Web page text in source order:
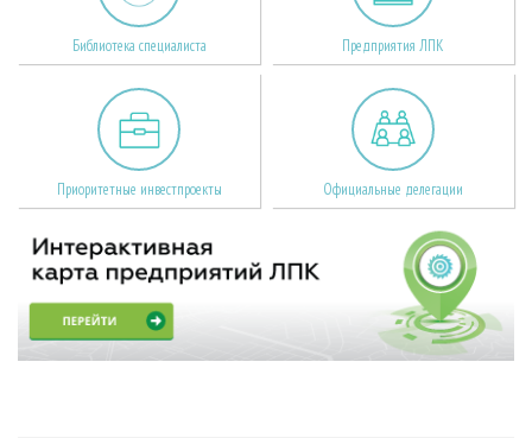
Библиотека специалиста Предприятия ЛПК
Приоритетные инвестпроекты Официальные делегации